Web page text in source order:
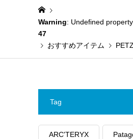
Warning: Undefined
47
おすすめアイテム
Tag
ARC'TERYX